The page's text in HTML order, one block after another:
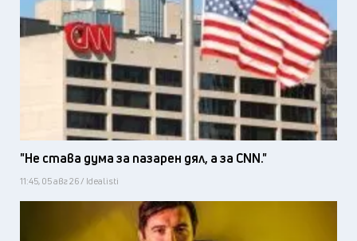
"Не става дума за пазарен дял, а за CNN."
11:45, 05 авг 26 / Idealisti